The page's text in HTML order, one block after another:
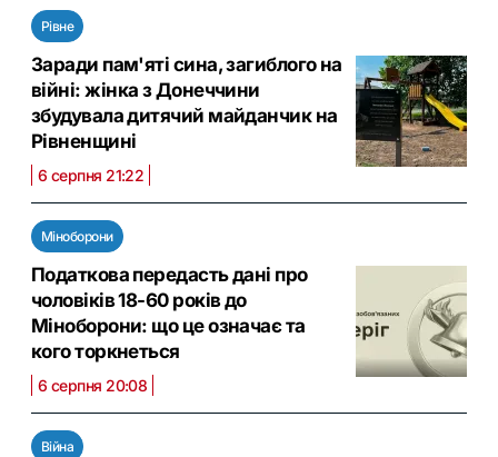
Рівне
Заради пам'яті сина, загиблого на
війні: жінка з Донеччини
збудувала дитячий майданчик на
Рівненщині
6 серпня 21:22
Міноборони
Податкова передасть дані про
чоловіків 18-60 років до
Міноборони: що це означає та
кого торкнеться
6 серпня 20:08
Війна